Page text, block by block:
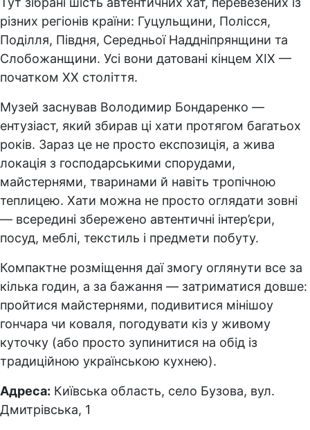
різних регіонів країни: Гуцульщини, Полісся,
Поділля, Півдня, Середньої Наддніпрянщини та
Слобожанщини. Усі вони датовані кінцем ХІХ —
початком ХХ століття.
Музей заснував Володимир Бондаренко —
ентузіаст, який збирав ці хати протягом багатьох
років. Зараз це не просто експозиція, а жива
локація з господарськими спорудами,
майстернями, тваринами й навіть тропічною
теплицею. Хати можна не просто оглядати зовні
— всередині збережено автентичні інтер’єри,
посуд, меблі, текстиль і предмети побуту.
Компактне розміщення даї змогу оглянути все за
кілька годин, а за бажання — затриматися довше:
пройтися майстернями, подивитися мінішоу
гончара чи коваля, погодувати кіз у живому
куточку (або просто зупинитися на обід із
традиційною українською кухнею).
Адреса: Київська область, село Бузова, вул.
Дмитрівська, 1